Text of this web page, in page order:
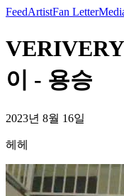
FeedArtistFan Letter
이 - 용승
2023년 8월 16일
헤헤